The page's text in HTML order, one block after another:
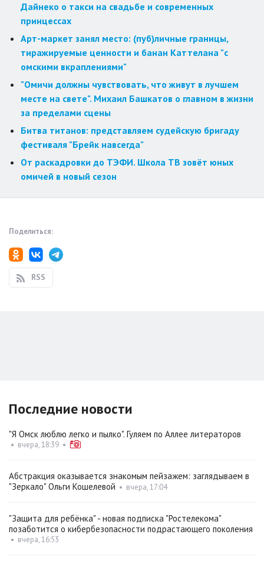
Дайнеко о такси на свадьбе и современных
принцессах
Арт-маркет занял место: (пуб)личные границы,
тиражируемые ценности и банан Каттелана "с
омскими вкраплениями"
"Омичи должны чувствовать, что живут в лучшем
месте на свете". Михаил Башкатов о главном в жизни
за пределами сцены
Битва титанов: представляем судейскую бригаду
фестиваля "Брейк навсегда"
От раскадровки до ТЭФИ. Школа ТВ зовёт юных
омичей в новый сезон
Поделиться:
RSS
Последние новости
"Я Омск люблю легко и пылко". Гуляем по Аллее литераторов
• вчера, 18:39 •
Абстракция оказывается знакомым пейзажем: заглядываем в
"Зеркало" Ольги Кошелевой • вчера, 17:04
"Защита для ребёнка" - новая подписка "Ростелекома"
позаботится о кибербезопасности подрастающего поколения
• вчера, 16:53